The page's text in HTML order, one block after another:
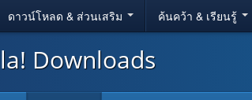
ดาวน์โหลด & ส่วนเสริม ค้นคว้า & เรียนรู้
Downloads